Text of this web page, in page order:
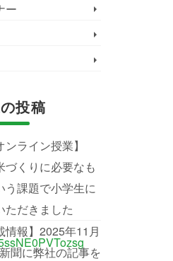
ー
投稿
ンライン授業】
づくりに必要なも
う課題で小学生に
ただきました
情報】2025年11月
聞に弊社の記事を